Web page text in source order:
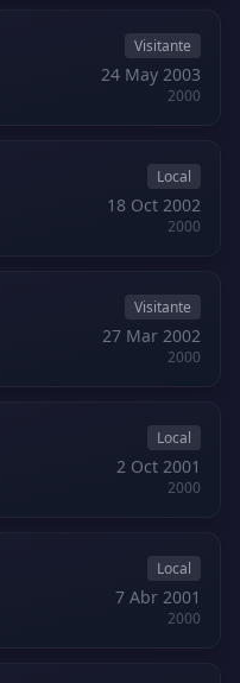
Visitante
24 May 2003
2000
Local
18 Oct 2002
2000
Visitante
27 Mar 2002
2000
Local
2 Oct 2001
2000
Local
7 Abr 2001
2000